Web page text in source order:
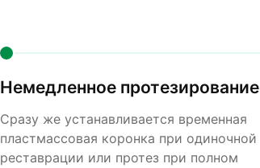
Немедленное протезирование
Сразу же устанавливается временная
пластмассовая коронка при одиночной
реставрации или протез при полном